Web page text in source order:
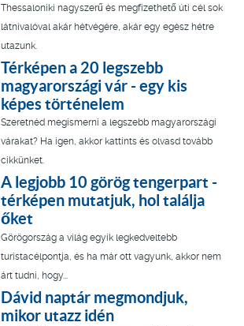
Thessaloniki nagyszerű és megfizethető úti cél sok
látnivalóval akár hétvégére, akár egy egész hétre
utazunk.
Térképen a 20 legszebb
magyarországi vár - egy kis
képes történelem
Szeretnéd megismerni a legszebb magyarországi
várakat? Ha igen, akkor kattints és olvasd tovább
cikkünket.
A legjobb 10 görög tengerpart -
térképen mutatjuk, hol találja
őket
Görögország a világ egyik legkedveltebb
turistacélpontja, és ha már ott vagyunk, akkor nem
árt tudni, hogy...
Dávid naptár megmondjuk,
mikor utazz idén